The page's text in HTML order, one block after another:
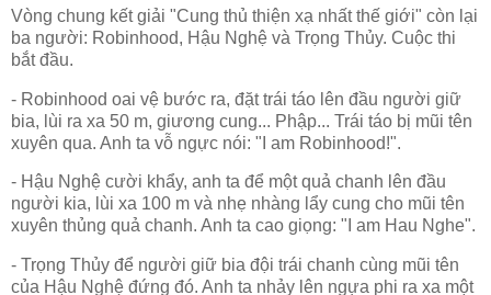
Vòng chung kết giải "Cung thủ thiện xạ nhất thế giới" còn lại
ba người: Robinhood, Hậu Nghệ và Trọng Thủy. Cuộc thi
bắt đầu.
- Robinhood oai vệ bước ra, đặt trái táo lên đầu người giữ
bia, lùi ra xa 50 m, giương cung... Phập... Trái táo bị mũi tên
xuyên qua. Anh ta vỗ ngực nói: "I am Robinhood!".
- Hậu Nghệ cười khẩy, anh ta để một quả chanh lên đầu
người kia, lùi xa 100 m và nhẹ nhàng lẩy cung cho mũi tên
xuyên thủng quả chanh. Anh ta cao giọng: "I am Hau Nghe".
- Trọng Thủy để người giữ bia đội trái chanh cùng mũi tên
của Hậu Nghệ đứng đó. Anh ta nhảy lên ngựa phi ra xa một